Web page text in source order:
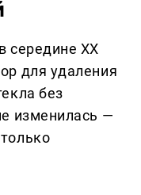
середине XX
для удаления
без
изменилась —